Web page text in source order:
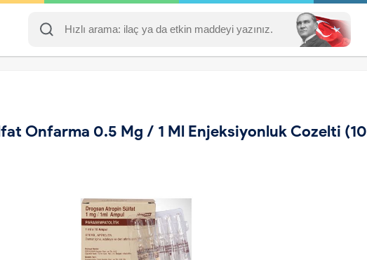
Onfarma 0.5 Mg / 1 Ml Enjeksiyonluk Cozelti (10